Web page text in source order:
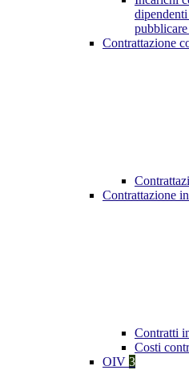
Contrattazione
Contrattazione
Contratti
Costi
OIV 3